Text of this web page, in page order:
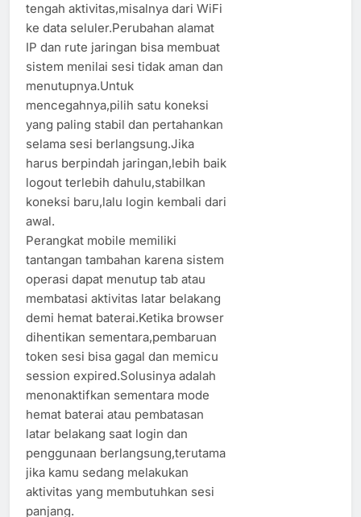
tengah aktivitas,misalnya dari WiFi
ke data seluler.Perubahan alamat
IP dan rute jaringan bisa membuat
sistem menilai sesi tidak aman dan
menutupnya.Untuk
mencegahnya,pilih satu koneksi
yang paling stabil dan pertahankan
selama sesi berlangsung.Jika
harus berpindah jaringan,lebih baik
logout terlebih dahulu,stabilkan
koneksi baru,lalu login kembali dari
awal.
Perangkat mobile memiliki
tantangan tambahan karena sistem
operasi dapat menutup tab atau
membatasi aktivitas latar belakang
demi hemat baterai.Ketika browser
dihentikan sementara,pembaruan
token sesi bisa gagal dan memicu
session expired.Solusinya adalah
menonaktifkan sementara mode
hemat baterai atau pembatasan
latar belakang saat login dan
penggunaan berlangsung,terutama
jika kamu sedang melakukan
aktivitas yang membutuhkan sesi
panjang.